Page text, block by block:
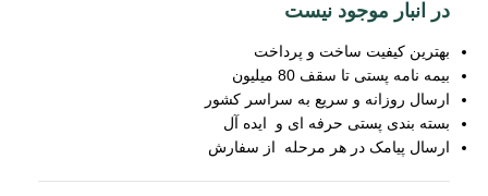
در انبار موجود نیست
بهترین کیفیت ساخت و پرداخت
بیمه نامه پستی تا سقف 80 میلیون
ارسال روزانه و سریع به سراسر کشور
بسته بندی پستی حرفه ای و ایده آل
ارسال پیامک در هر مرحله از سفارش